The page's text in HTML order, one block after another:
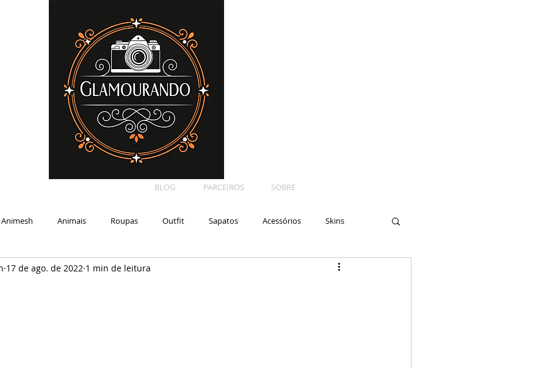
BLOG PARCEIROS SOBRE
Animesh Animais Roupas Outfit Sapatos Acessórios Skins
Car Shape Makeup
17 de ago. de 2022 1 min de leitura